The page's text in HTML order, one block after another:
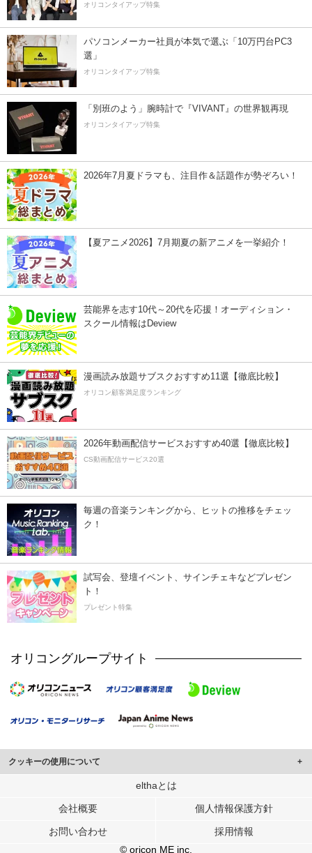
オリコンタイアップ特集
パソコンメーカー社員が本気で選ぶ「10万円台PC3
選」
オリコンタイアップ特集
「別班のよう」腕時計で『VIVANT』の世界観再現
オリコンタイアップ特集
2026年7月夏ドラマも、注目作＆話題作が勢ぞろい！
【夏アニメ2026】7月期夏の新アニメを一挙紹介！
芸能界を志す10代～20代を応援！オーディション・
スクール情報はDeview
漫画読み放題サブスクおすすめ11選【徹底比較】
オリコン顧客満足度ランキング
2026年動画配信サービスおすすめ40選【徹底比較】
CS動画配信サービス20選
毎週の音楽ランキングから、ヒットの推移をチェッ
ク！
試写会、登壇イベント、サインチェキなどプレゼン
ト！
プレゼント特集
オリコングループサイト
クッキーの使用について
このサイトでは Cookie を使用して、ユーザーに合わせたコンテンツや広告の
行っています。
メディアや広告配信、データ解析の各パートナーに提供しています。
各パートナーは、この情報とユーザーが各パートナーに提供した他の情報や、
elthaとは
会社概要 個人情報保護方針
お問い合わせ
採用情報
© oricon ME inc.